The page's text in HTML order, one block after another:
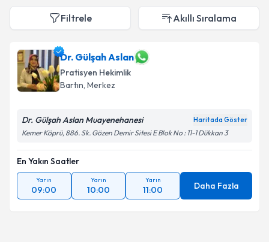
Filtrele Akıllı Sıralama
Dr. Gülşah Aslan
Pratisyen Hekimlik
Bartın, Merkez
Dr. Gülşah Aslan Muayenehanesi Haritada Göster
Kemer Köprü, 886. Sk. Gözen Demir Sitesi E Blok No : 11-1 Dükkan 3
En Yakın Saatler
Yarın
09:00
Yarın
10:00
Yarın
11:00 Daha Fazla